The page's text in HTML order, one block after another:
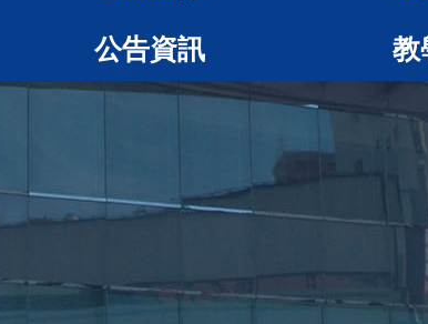
公告資訊 教